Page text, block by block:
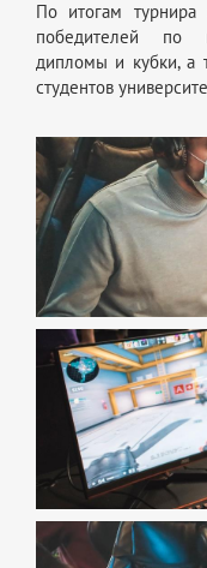
По итогам
победителей по
дипломы и кубки, а
студентов